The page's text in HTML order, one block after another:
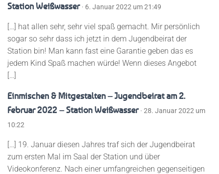
Station Weißwasser · 6. Januar 2022 um 21:49
[…] hat allen sehr, sehr viel spaß gemacht. Mir persönlich
sogar so sehr dass ich jetzt in dem Jugendbeirat der
Station bin! Man kann fast eine Garantie geben das es
jedem Kind Spaß machen würde! Wenn dieses Angebot
[…]
Einmischen & Mitgestalten – Jugendbeirat am 2.
Februar 2022 – Station Weißwasser · 28. Januar 2022 um
10:22
[…] 19. Januar diesen Jahres traf sich der Jugendbeirat
zum ersten Mal im Saal der Station und über
Videokonferenz. Nach einer umfangreichen gegenseitigen